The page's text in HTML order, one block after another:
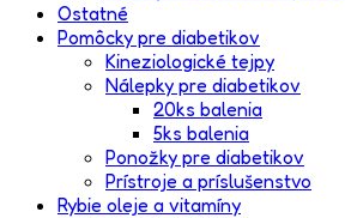
Ostatné
Pomôcky pre diabetikov
Kineziologické tejpy
Nálepky pre diabetikov
20ks balenia
5ks balenia
Ponožky pre diabetikov
Prístroje a príslušenstvo
Rybie oleje a vitamíny